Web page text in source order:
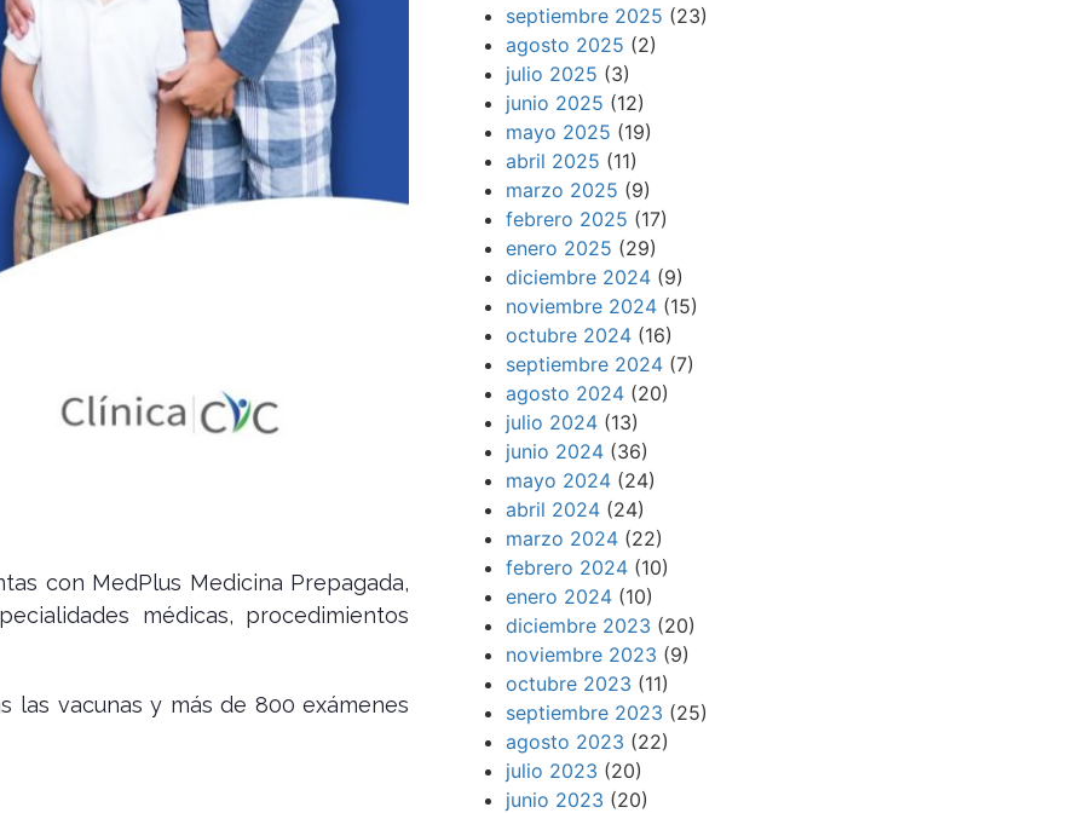
con MedPlus Medicina Prepagada,
médicas, procedimientos
las vacunas y más de 800 exámenes
septiembre 2025 (23)
agosto 2025 (2)
julio 2025 (3)
junio 2025 (12)
mayo 2025 (19)
abril 2025 (11)
marzo 2025 (9)
febrero 2025 (17)
enero 2025 (29)
diciembre 2024 (9)
noviembre 2024 (15)
octubre 2024 (16)
septiembre 2024 (7)
agosto 2024 (20)
julio 2024 (13)
junio 2024 (36)
mayo 2024 (24)
abril 2024 (24)
marzo 2024 (22)
febrero 2024 (10)
enero 2024 (10)
diciembre 2023 (20)
noviembre 2023 (9)
octubre 2023 (11)
septiembre 2023 (25)
agosto 2023 (22)
julio 2023 (20)
junio 2023 (20)